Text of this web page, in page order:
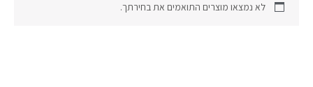
לא נמצאו מוצרים התואמים את בחירתך.